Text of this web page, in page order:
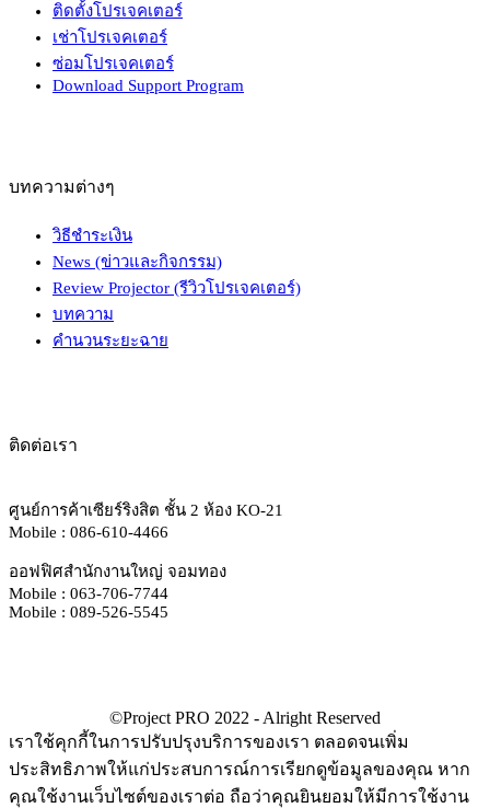
ติดตั้งโปรเจคเตอร์
เช่าโปรเจคเตอร์
ซ่อมโปรเจคเตอร์
Download Support Program
บทความต่างๆ
วิธีชำระเงิน
News (ข่าวและกิจกรรม)
Review Projector (รีวิวโปรเจคเตอร์)
บทความ
คำนวนระยะฉาย
ติดต่อเรา
ศูนย์การค้าเซียร์ริงสิต ชั้น 2 ห้อง KO-21
Mobile : 086-610-4466
ออฟฟิศสำนักงานใหญ่ จอมทอง
Mobile : 063-706-7744
Mobile : 089-526-5545
เราใช้คุกกี้ในการปรับปรุงบริการของเรา ตลอดจนเพิ่ม
ประสิทธิภาพให้แก่ประสบการณ์การเรียกดูข้อมูลของคุณ หาก
คุณใช้งานเว็บไซต์ของเราต่อ ถือว่าคุณยินยอมให้มีการใช้งาน